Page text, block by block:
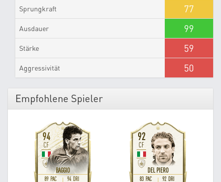
Sprungkraft 77
Ausdauer 99
Stärke 59
Aggressivität 50
Empfohlene Spieler